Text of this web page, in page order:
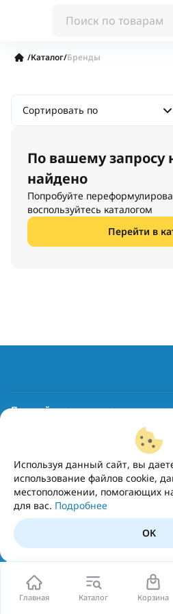
Главная Каталог Корзина
/Каталог/Бренды
Сортировать по
По вашему запросу
найдено
Попробуйте
воспользуйтесь каталогом
Перейти в
Используя данный сайт, вы
использование файлов cookie,
местоположении, помогающих
для вас. Подробнее
OK
Получайте рекомендации и